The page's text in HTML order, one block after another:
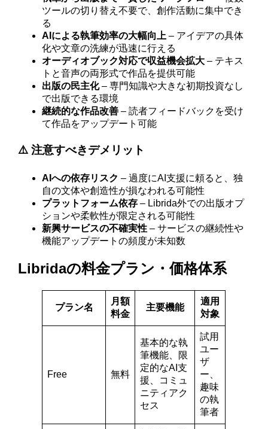
ツールの切り替え不要で、創作活動に集中でき
る
AIによる執筆効率の大幅向上 – アイデアの具体
化や文章の洗練が迅速に行える
オーディオブック対応で収益機会拡大 – テキス
トと音声の両形式で作品を提供可能
出版の民主化– 専門知識や大きな初期投資なし
で出版できる環境
継続的な作品改善 – 読者フィードバックを受け
て作品をアップデート可能
⚠️ 注意すべきデメリット
AIへの依存リスク – 過度にAI支援に頼ると、独
自の文体や創造性が損なわれる可能性
プラットフォーム依存 – Librida外での出版オプ
ションや柔軟性が限定される可能性
新興サービスの不確実性 – サービスの継続性や
機能アップデートの頻度が未知数
Libridaの料金プラン・価格体系
プラン名
月額
料金
主要機能
適用
対象
Free 無料
基本的な執
筆機能、限
定的なAI支
援、コミュ
ニティアク
セス
試用
ユー
ザ
ー、
趣味
の執
筆者